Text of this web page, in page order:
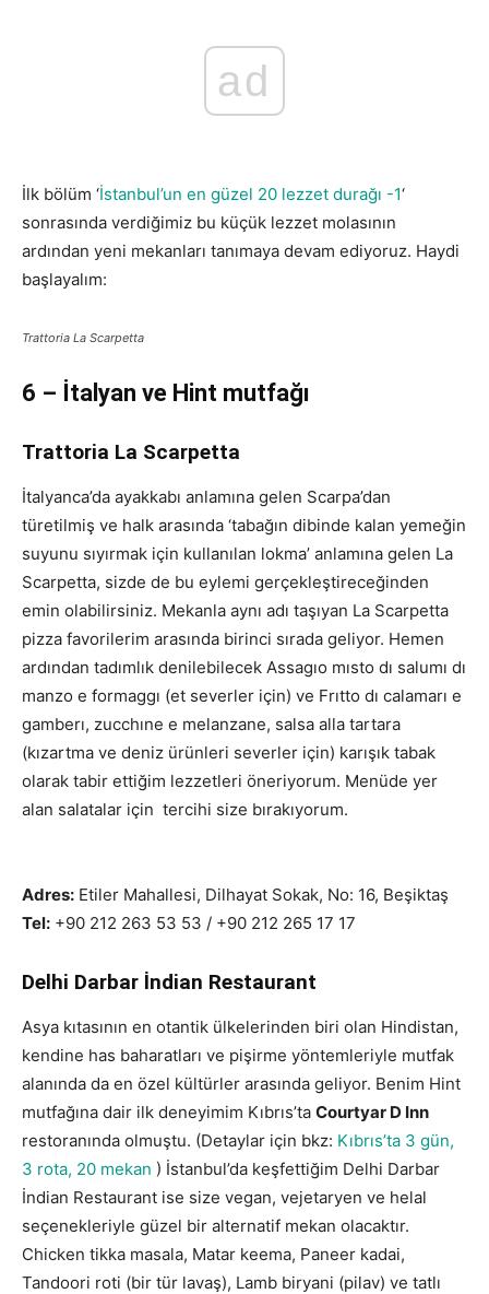
ad
İlk bölüm ‘İstanbul’un en güzel 20 lezzet durağı -1‘
sonrasında verdiğimiz bu küçük lezzet molasının
ardından yeni mekanları tanımaya devam ediyoruz. Haydi
başlayalım:
Trattoria La Scarpetta
6 – İtalyan ve Hint mutfağı
Trattoria La Scarpetta
İtalyanca’da ayakkabı anlamına gelen Scarpa’dan
türetilmiş ve halk arasında ‘tabağın dibinde kalan yemeğin
suyunu sıyırmak için kullanılan lokma’ anlamına gelen La
Scarpetta, sizde de bu eylemi gerçekleştireceğinden
emin olabilirsiniz. Mekanla aynı adı taşıyan La Scarpetta
pizza favorilerim arasında birinci sırada geliyor. Hemen
ardından tadımlık denilebilecek Assagıo mısto dı salumı dı
manzo e formaggı (et severler için) ve Frıtto dı calamarı e
gamberı, zucchıne e melanzane, salsa alla tartara
(kızartma ve deniz ürünleri severler için) karışık tabak
olarak tabir ettiğim lezzetleri öneriyorum. Menüde yer
alan salatalar için tercihi size bırakıyorum.
Adres: Etiler Mahallesi, Dilhayat Sokak, No: 16, Beşiktaş
Tel: +90 212 263 53 53 / +90 212 265 17 17
Delhi Darbar İndian Restaurant
Asya kıtasının en otantik ülkelerinden biri olan Hindistan,
kendine has baharatları ve pişirme yöntemleriyle mutfak
alanında da en özel kültürler arasında geliyor. Benim Hint
mutfağına dair ilk deneyimim Kıbrıs’ta Courtyar D Inn
restoranında olmuştu. (Detaylar için bkz: Kıbrıs’ta 3 gün,
3 rota, 20 mekan ) İstanbul’da keşfettiğim Delhi Darbar
İndian Restaurant ise size vegan, vejetaryen ve helal
seçenekleriyle güzel bir alternatif mekan olacaktır.
Chicken tikka masala, Matar keema, Paneer kadai,
Tandoori roti (bir tür lavaş), Lamb biryani (pilav) ve tatlı